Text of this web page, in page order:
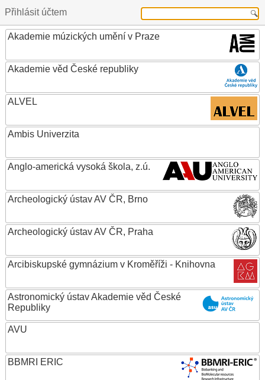
Přihlásit účtem
Akademie múzických umění v Praze
Akademie věd České republiky
ALVEL
Ambis Univerzita
Anglo-americká vysoká škola, z.ú.
Archeologický ústav AV ČR, Brno
Archeologický ústav AV ČR, Praha
Arcibiskupské gymnázium v Kroměříži - Knihovna
Astronomický ústav Akademie věd České
Republiky
AVU
BBMRI ERIC